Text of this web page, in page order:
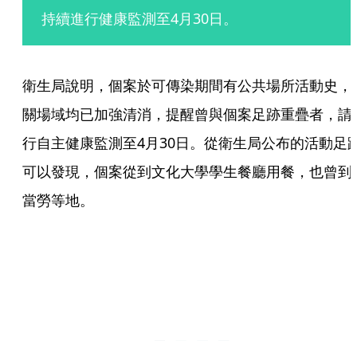
持續進行健康監測至4月30日。
衛生局說明，個案於可傳染期間有公共場所活動史，
關場域均已加強清消，提醒曾與個案足跡重疊者，請
行自主健康監測至4月30日。從衛生局公布的活動足
可以發現，個案從到文化大學學生餐廳用餐，也曾到
當勞等地。